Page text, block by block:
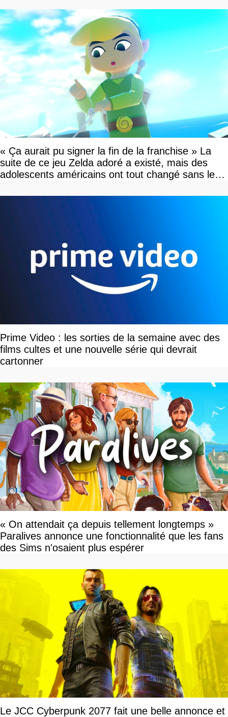
« Ça aurait pu signer la fin de la franchise » La
suite de ce jeu Zelda adoré a existé, mais des
adolescents américains ont tout changé sans le
Prime Video : les sorties de la semaine avec des
films cultes et une nouvelle série qui devrait
cartonner
« On attendait ça depuis tellement longtemps »
Paralives annonce une fonctionnalité que les fans
des Sims n'osaient plus espérer
Le JCC Cyberpunk 2077 fait une belle annonce et